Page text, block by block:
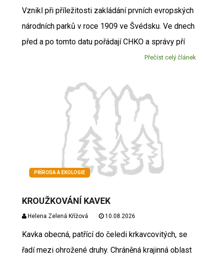
Vznikl při příležitosti zakládání prvních evropských
národních parků v roce 1909 ve Švédsku. Ve dnech
před a po tomto datu pořádají CHKO a správy pří
Přečíst celý článek
PŘÍRODA A EKOLOGIE
KROUŽKOVÁNÍ KAVEK
Helena Zelená Křížová 10.08.2026
Kavka obecná, patřící do čeledi krkavcovitých, se
řadí mezi ohrožené druhy. Chráněná krajinná oblast